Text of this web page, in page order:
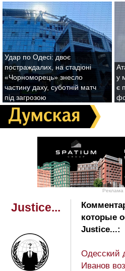
Удар по Одесі: двоє
постраждалих, на стадіоні
«Чорноморець» знесло
частину даху, суботній матч
під загрозою
у
є
Реклама
Justice...
которые
Justice...:
Одесский
Иванов